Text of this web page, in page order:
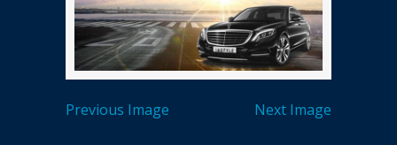
Previous Image Next Image